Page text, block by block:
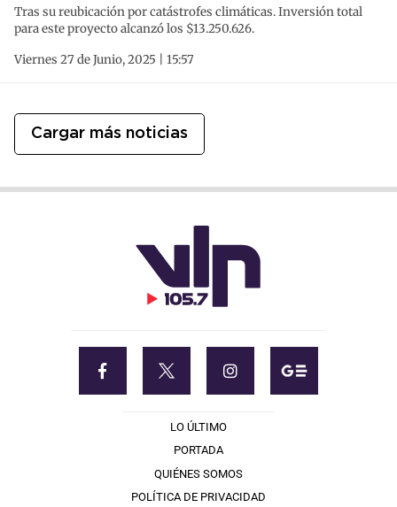
Tras su reubicación por catástrofes climáticas. Inversión total
para este proyecto alcanzó los $13.250.626.
Viernes 27 de Junio, 2025 | 15:57
Cargar más noticias
LO ÚLTIMO
PORTADA
QUIÉNES SOMOS
POLÍTICA DE PRIVACIDAD